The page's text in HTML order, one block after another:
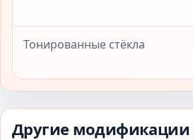
Тонированные стёкла
Другие модификации